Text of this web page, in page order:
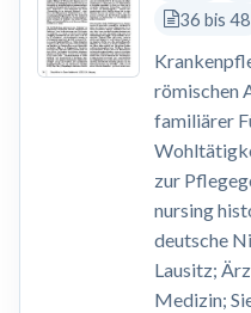
36 bis 48
römischen
familiärer
zur
nursing
deutsche
Lausitz;
Medizin;